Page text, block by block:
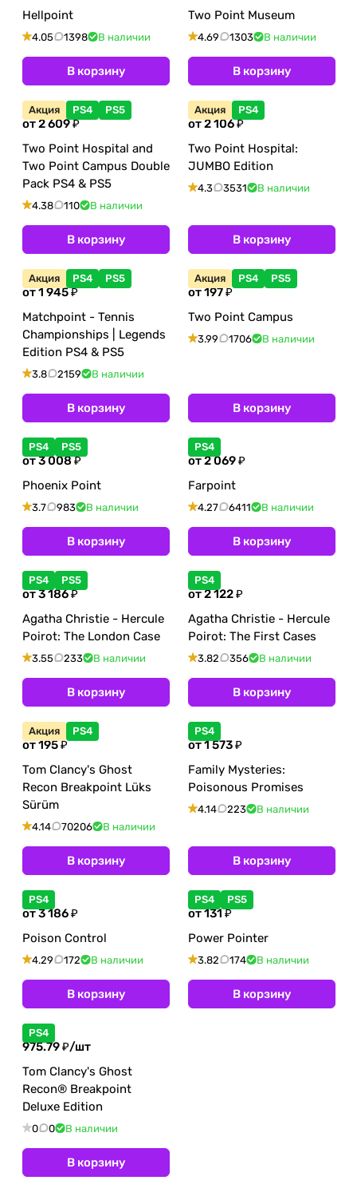
Hellpoint
4.05 1398 В наличии
В корзину
Two Point Museum
4.69 1303 В наличии
В корзину
Акция PS4 PS5
от 2 609 ₽
Two Point Hospital and
Two Point Campus Double
Pack PS4 & PS5
4.38 110 В наличии
В корзину
Акция PS4
от 2 106 ₽
Two Point Hospital:
JUMBO Edition
4.3 3531 В наличии
В корзину
Акция PS4 PS5
от 1 945 ₽
Matchpoint - Tennis
Championships | Legends
Edition PS4 & PS5
3.8 2159 В наличии
В корзину
Акция PS4 PS5
от 197 ₽
Two Point Campus
3.99 1706 В наличии
В корзину
PS4 PS5
от 3 008 ₽
Phoenix Point
3.7 983 В наличии
В корзину
PS4
от 2 069 ₽
Farpoint
4.27 6411 В наличии
В корзину
PS4 PS5
от 3 186 ₽
Agatha Christie - Hercule
Poirot: The London Case
3.55 233 В наличии
В корзину
PS4
от 2 122 ₽
Agatha Christie - Hercule
Poirot: The First Cases
3.82 356 В наличии
В корзину
Акция PS4
от 195 ₽
Tom Clancy's Ghost
Recon Breakpoint Lüks
Sürüm
4.14 70206 В наличии
В корзину
PS4
от 1 573 ₽
Family Mysteries:
Poisonous Promises
4.14 223 В наличии
В корзину
PS4
от 3 186 ₽
Poison Control
4.29 172 В наличии
В корзину
PS4 PS5
от 131 ₽
Power Pointer
3.82 174 В наличии
В корзину
PS4
975.79 ₽/шт
Tom Clancy's Ghost
Recon® Breakpoint
Deluxe Edition
0 0 В наличии
В корзину